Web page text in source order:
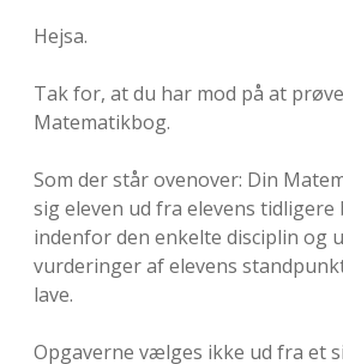
Hejsa.
Tak for, at du har mod på at
Matematikbog.
Som der står ovenover: Din
sig eleven ud fra elevens tidligere
indenfor den enkelte disciplin og
vurderinger af elevens
lave.
Opgaverne vælges ikke ud fra et